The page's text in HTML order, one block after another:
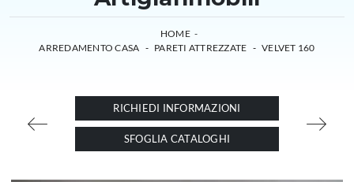
HOME -
ARREDAMENTO CASA - PARETI ATTREZZATE - VELVET 160
RICHIEDI INFORMAZIONI
SFOGLIA CATALOGHI